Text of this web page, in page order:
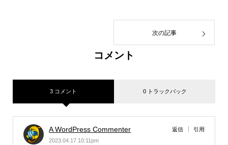
次の記事
コメント
3 コメント 0 トラックバック
A WordPress Commenter
2023.04.17 10:11pm
返信 引用